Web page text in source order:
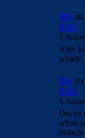
Mo zu
PSG
8.
Aber
Mo zu
PSG
8.
Das ist
schon